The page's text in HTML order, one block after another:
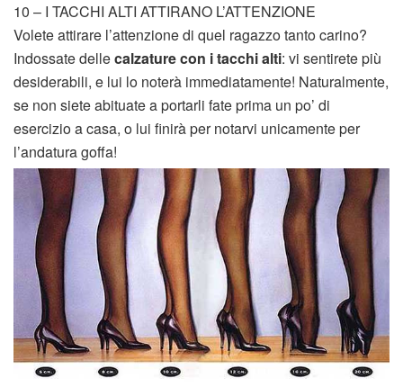
10 – I TACCHI ALTI ATTIRANO L’ATTENZIONE
Volete attirare l’attenzione di quel ragazzo tanto carino?
Indossate dellecalzature con i tacchi alti: vi sentirete più
desiderabili, e lui lo noterà immediatamente! Naturalmente,
se non siete abituate a portarli fate prima un po’ di
esercizio a casa, o lui finirà per notarvi unicamente per
l’andatura goffa!